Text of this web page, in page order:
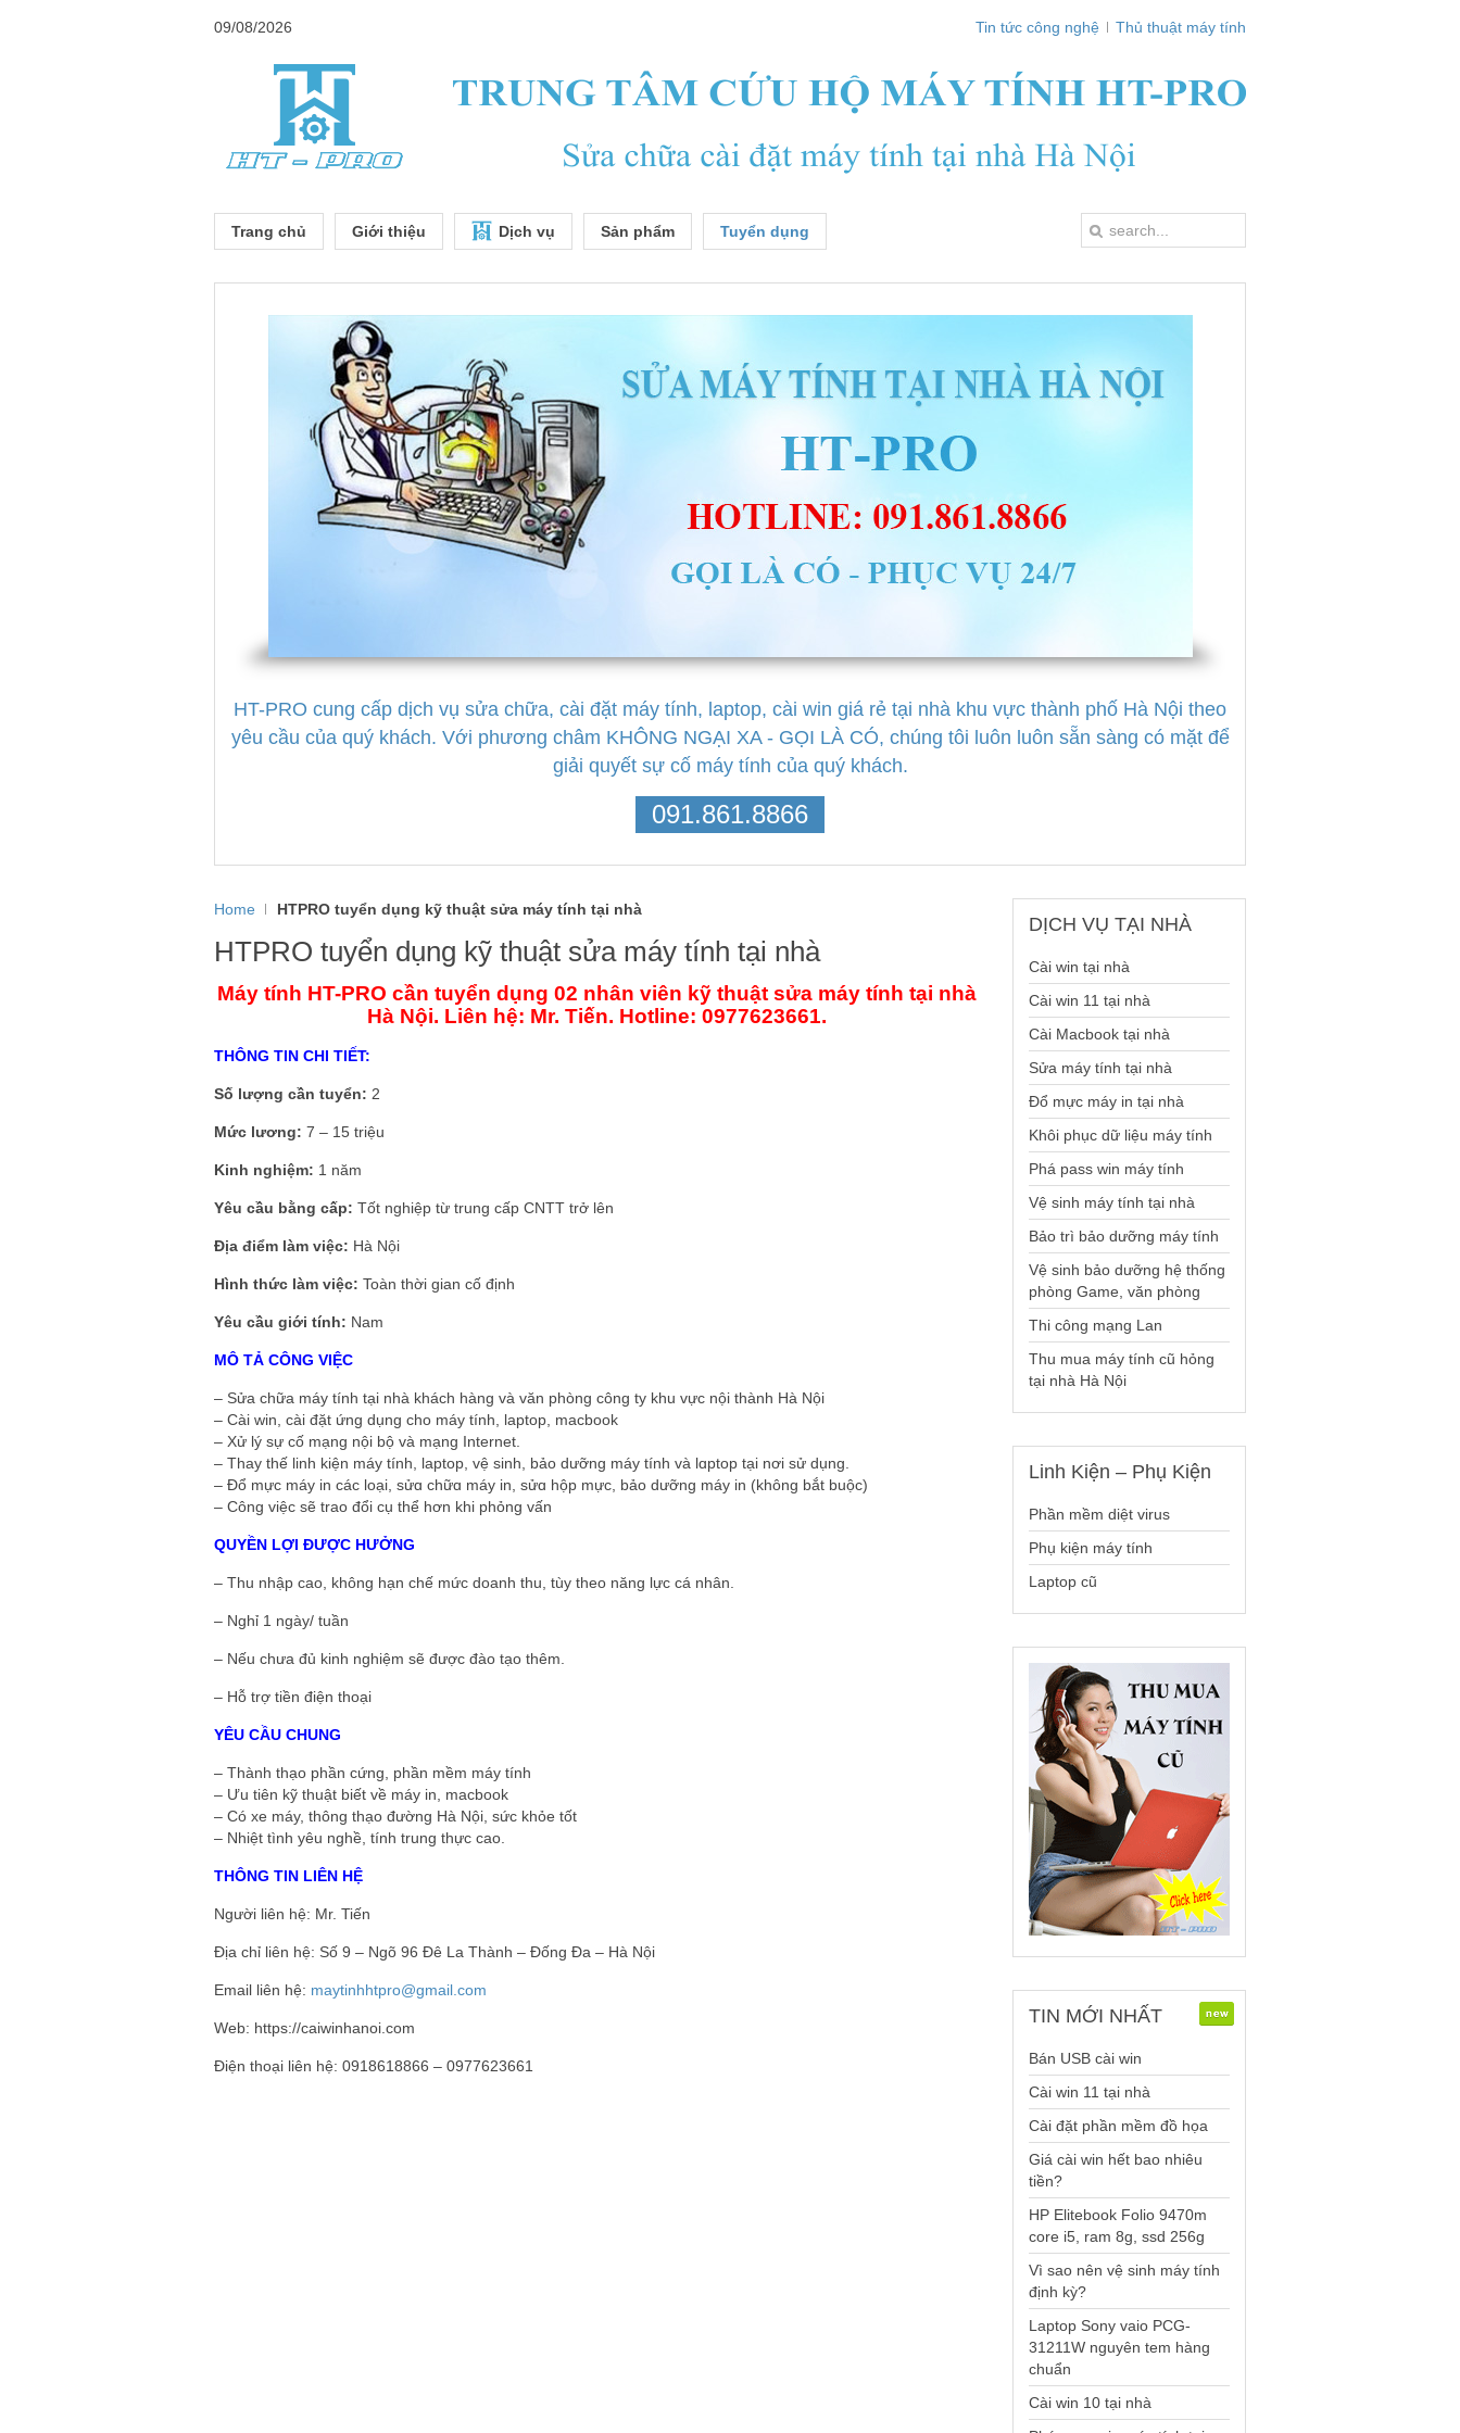
09/08/2026 Tin tức công nghệ Thủ thuật máy tính
Trang chủ Giới thiệu Dịch vụ Sản phẩm Tuyển dụng
HT-PRO cung cấp dịch vụ sửa chữa, cài đặt máy tính, laptop, cài win giá rẻ tại nhà khu vực thành phố Hà Nội theo
yêu cầu của quý khách. Với phương châm KHÔNG NGẠI XA - GỌI LÀ CÓ, chúng tôi luôn luôn sẵn sàng có mặt để
giải quyết sự cố máy tính của quý khách.
091.861.8866
Home HTPRO tuyển dụng kỹ thuật sửa máy tính tại nhà
HTPRO tuyển dụng kỹ thuật sửa máy tính tại nhà
Máy tính HT-PRO cần tuyển dụng 02 nhân viên kỹ thuật sửa máy tính tại nhà
Hà Nội. Liên hệ: Mr. Tiến. Hotline: 0977623661.
THÔNG TIN CHI TIẾT:
Số lượng cần tuyển: 2
Mức lương: 7 – 15 triệu
Kinh nghiệm: 1 năm
Yêu cầu bằng cấp: Tốt nghiệp từ trung cấp CNTT trở lên
Địa điểm làm việc: Hà Nội
Hình thức làm việc: Toàn thời gian cố định
Yêu cầu giới tính: Nam
MÔ TẢ CÔNG VIỆC
– Sửa chữa máy tính tại nhà khách hàng và văn phòng công ty khu vực nội thành Hà Nội
– Cài win, cài đặt ứng dụng cho máy tính, laptop, macbook
– Xử lý sự cố mạng nội bộ và mạng Internet.
– Thay thế linh kiện máy tính, laptop, vệ sinh, bảo dưỡng máy tính và lɑptop tại nơi sử dụng.
– Đổ mực máy in các loại, sửɑ chữɑ máy in, sửɑ hộp mực, bảo dưỡng máy in (không bắt buộc)
– Công việc sẽ trao đổi cụ thể hơn khi phỏng vấn
QUYỀN LỢI ĐƯỢC HƯỞNG
– Thu nhập cao, không hạn chế mức doanh thu, tùy theo năng lực cá nhân.
– Nghỉ 1 ngày/ tuần
– Nếu chưa đủ kinh nghiệm sẽ được đào tạo thêm.
– Hỗ trợ tiền điện thoại
YÊU CẦU CHUNG
– Thành thạo phần cứng, phần mềm máy tính
– Ưu tiên kỹ thuật biết về máy in, macbook
– Có xe máy, thông thạo đường Hà Nội, sức khỏe tốt
– Nhiệt tình yêu nghề, tính trung thực cao.
THÔNG TIN LIÊN HỆ
Người liên hệ: Mr. Tiến
Địa chỉ liên hệ: Số 9 – Ngõ 96 Đê La Thành – Đống Đa – Hà Nội
Email liên hệ: maytinhhtpro@gmail.com
Web: https://caiwinhanoi.com
Điện thoại liên hệ: 0918618866 – 0977623661
DỊCH VỤ TẠI NHÀ
Cài win tại nhà
Cài win 11 tại nhà
Cài Macbook tại nhà
Sửa máy tính tại nhà
Đổ mực máy in tại nhà
Khôi phục dữ liệu máy tính
Phá pass win máy tính
Vệ sinh máy tính tại nhà
Bảo trì bảo dưỡng máy tính
Vệ sinh bảo dưỡng hệ thống
phòng Game, văn phòng
Thi công mạng Lan
Thu mua máy tính cũ hỏng
tại nhà Hà Nội
Linh Kiện – Phụ Kiện
Phần mềm diệt virus
Phụ kiện máy tính
Laptop cũ
TIN MỚI NHẤT
Bán USB cài win
Cài win 11 tại nhà
Cài đặt phần mềm đồ họa
Giá cài win hết bao nhiêu
tiền?
HP Elitebook Folio 9470m
core i5, ram 8g, ssd 256g
Vì sao nên vệ sinh máy tính
định kỳ?
Laptop Sony vaio PCG-
31211W nguyên tem hàng
chuẩn
Cài win 10 tại nhà